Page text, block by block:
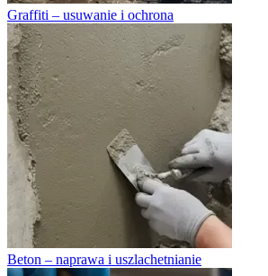
Graffiti – usuwanie i ochrona
Beton – naprawa i uszlachetnianie